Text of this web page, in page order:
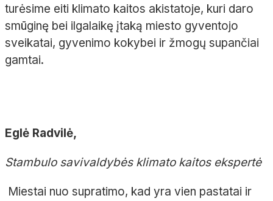
turėsime eiti klimato kaitos akistatoje, kuri daro
smūginę bei ilgalaikę įtaką miesto gyventojo
sveikatai, gyvenimo kokybei ir žmogų supančiai
gamtai.
Eglė Radvilė,
Stambulo savivaldybės klimato kaitos ekspertė
Miestai nuo supratimo, kad yra vien pastatai ir